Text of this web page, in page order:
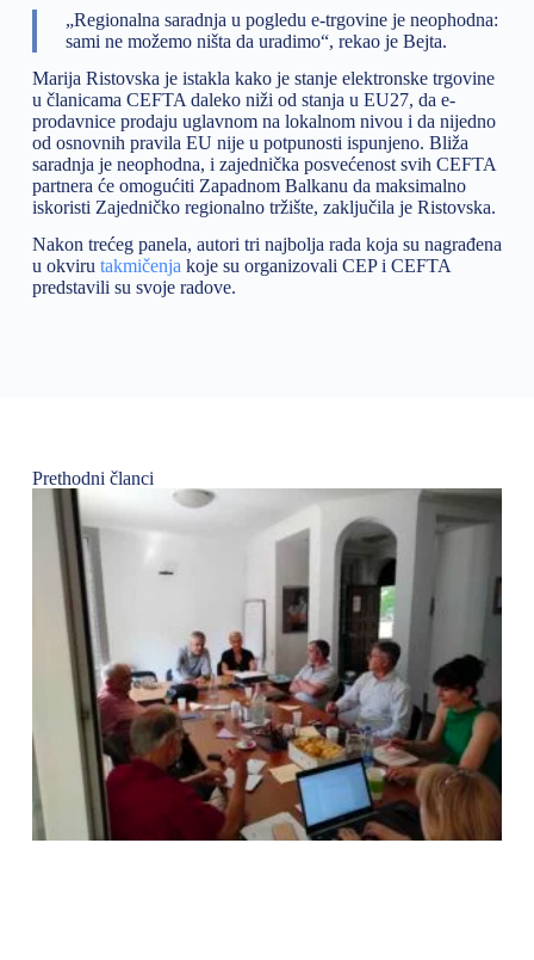
„Regionalna saradnja u pogledu e-trgovine je neophodna:
sami ne možemo ništa da uradimo“, rekao je Bejta.
Marija Ristovska je istakla kako je stanje elektronske trgovine
u članicama CEFTA daleko niži od stanja u EU27, da e-
prodavnice prodaju uglavnom na lokalnom nivou i da nijedno
od osnovnih pravila EU nije u potpunosti ispunjeno. Bliža
saradnja je neophodna, i zajednička posvećenost svih CEFTA
partnera će omogućiti Zapadnom Balkanu da maksimalno
iskoristi Zajedničko regionalno tržište, zaključila je Ristovska.
Nakon trećeg panela, autori tri najbolja rada koja su nagrađena
u okviru takmičenja koje su organizovali CEP i CEFTA
predstavili su svoje radove.
Prethodni članci